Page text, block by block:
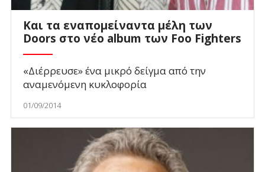
Και τα εναπομείναντα μέλη των
Doors στο νέο album των Foo Fighters
«Διέρρευσε» ένα μικρό δείγμα από την
αναμενόμενη κυκλοφορία
01/09/2014